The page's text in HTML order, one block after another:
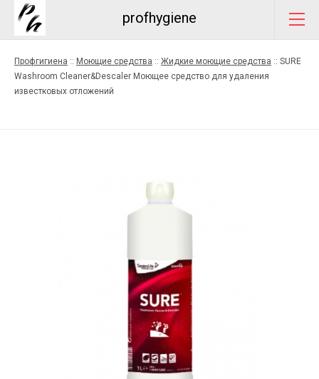
profhygiene
Профгигиена :: Моющие средства :: Жидкие моющие средства :: SURE
Washroom Cleaner&Descaler Моющее средство для удаления
известковых отложений